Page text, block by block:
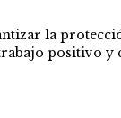
la
positivo y